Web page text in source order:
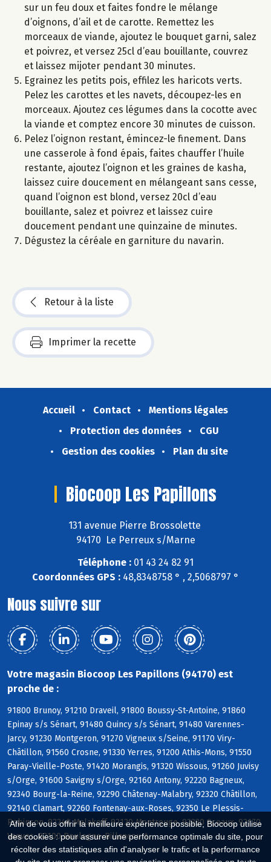
Afin de vous offrir la meilleure expérience possible, Biocoop utilise
des cookies : pour assurer une performance optimale du site, pour
récolter des statistiques afin d'analyser le trafic et la performance
sur un feu doux et faites fondre le mélange
d’oignons, d’ail et de carotte. Remettez les
morceaux de viande, ajoutez le bouquet garni, salez
et poivrez, et versez 25cl d’eau bouillante, couvrez
et laissez mijoter pendant 30 minutes.
Egrainez les petits pois, effilez les haricots verts.
Pelez les carottes et les navets, découpez-les en
morceaux. Ajoutez ces légumes dans la cocotte avec
la viande et comptez encore 30 minutes de cuisson.
Pelez l’oignon restant, émincez-le finement. Dans
une casserole à fond épais, faites chauffer l’huile
restante, ajoutez l’oignon et les graines de kasha,
laissez cuire doucement en mélangeant sans cesse,
quand l’oignon est blond, versez 20cl d’eau
bouillante, salez et poivrez et laissez cuire
doucement pendant une quinzaine de minutes.
Dégustez la céréale en garniture du navarin.
Retour à la liste
Imprimer la recette
Accueil Contact
Mentions légales
Protection des données
CGU
Gestion des cookies
Plan du site
Biocoop Les Papillons
131 avenue Pierre Brossolette
94170 Le Perreux s/Marne
Téléphone : 01 43 24 82 91
Coordonnées GPS : 48,8348758 ° , 2,5068797 °
Nous suivre sur
Votre magasin Biocoop Les Papillons (94170) est
proche de :
91800 Brunoy, 91210 Draveil, 91800 Boussy-St-Antoine, 91860
Epinay s/s Sénart, 91480 Quincy s/s Sénart, 91480 Varennes-
Jarcy, 91230 Montgeron, 91270 Vigneux s/Seine, 91170 Viry-
Châtillon, 91560 Crosne, 91330 Yerres, 91200 Athis-Mons, 91550
Paray-Vieille-Poste, 91420 Morangis, 91320 Wissous, 91260 Juvisy
s/Orge, 91600 Savigny s/Orge, 92160 Antony, 92220 Bagneux,
92340 Bourg-la-Reine, 92290 Châtenay-Malabry, 92320 Châtillon,
92140 Clamart, 92260 Fontenay-aux-Roses, 92350 Le Plessis-
Robinson, 92240 Malakoff, 92120 Montrouge, 92330 Sceaux, 92170
Vanves, 92100 Boulogne-Billancourt